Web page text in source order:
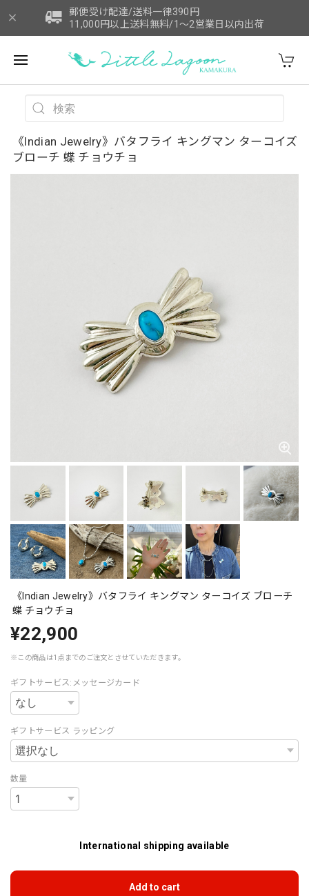
郵便受け配達/送料一律390円
11,000円以上送料無料/1～2営業日以内出荷
《Indian Jewelry》バタフライ キングマン ターコイズ
ブローチ 蝶 チョウチョ
《Indian Jewelry》バタフライ キングマン ターコイズ ブローチ
蝶 チョウチョ
¥22,900
※この商品は1点までのご注文とさせていただきます。
ギフトサービス:メッセージカード
ギフトサービス ラッピング
数量
International shipping available
Add to cart